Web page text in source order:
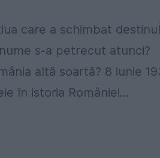
care a schimbat
s-a petrecut atunci?
altă soartă? 8 iunie
în istoria României...